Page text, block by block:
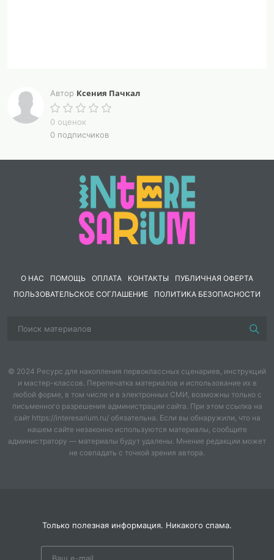
Автор Ксения Пачкал
0 оценок
0 подписчиков
О НАС ПОМОЩЬ ОПЛАТА КОНТАКТЫ
ПУБЛИЧНАЯ ОФЕРТА
ПОЛЬЗОВАТЕЛЬСКОЕ СОГЛАШЕНИЕ
ПОЛИТИКА БЕЗОПАСНОСТИ
© 2024 Ресурс для накопления первоклассных сценариев, инструкций
и мастер-классов. Перепечатка материалов и использование их в
любой форме, в том числе и в электронных СМИ, возможны только с
письменного разрешения администрации сайта. При этом ссылка на
сайт https://interesarium.ru/ обязательна. Если вы обнаружили, что на
нашем сайте незаконно используются материалы, сообщите
администратору — материалы будут удалены. Мнение редакции может
не совпадать с точкой зрения автора.
Только полезная информация. Никакого спама.